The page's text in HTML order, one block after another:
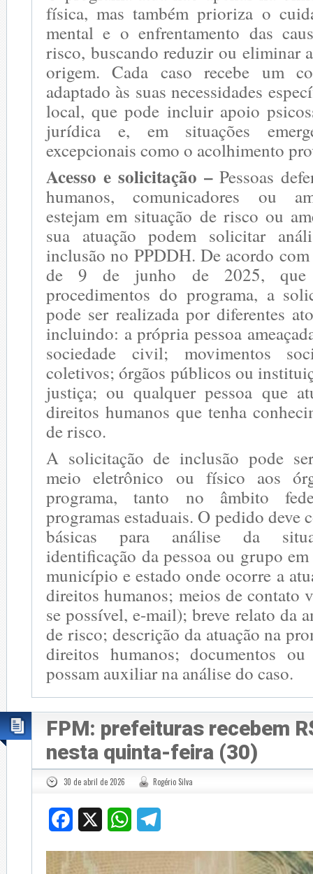
física, mas também prioriza o
mental e o enfrentamento das
risco, buscando reduzir ou eliminar
origem. Cada caso recebe um
adaptado às suas necessidades
local, que pode incluir apoio
jurídica e, em situações
excepcionais como o acolhimento
Acesso e solicitação –Pessoas
humanos, comunicadores ou
estejam em situação de risco ou
sua atuação podem solicitar
inclusão no PPDDH. De acordo
de 9 de junho de 2025, que
procedimentos do programa, a
pode ser realizada por diferentes
incluindo: a própria pessoa
sociedade civil; movimentos
coletivos; órgãos públicos ou
justiça; ou qualquer pessoa que
direitos humanos que tenha
de risco.
A solicitação de inclusão pode
meio eletrônico ou físico aos
programa, tanto no âmbito
programas estaduais. O pedido deve
básicas para análise da
identificação da pessoa ou grupo
município e estado onde ocorre a
direitos humanos; meios de contato
se possível, e-mail); breve relato da
de risco; descrição da atuação na
direitos humanos; documentos
possam auxiliar na análise do caso.
FPM: prefeituras recebem
nesta quinta-feira (30)
30 de abril de 2026 Rogério Silva
Facebook WhatsApp